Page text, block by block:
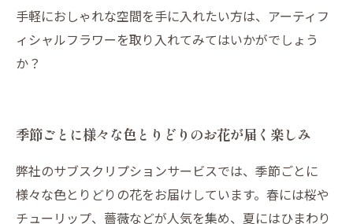
手軽におしゃれな空間を手に入れたい方は、アーティフ
ィシャルフラワーを取り入れてみてはいかがでしょう
か？
季節ごとに様々な色とりどりのお花が届く楽しみ
弊社のサブスクリプションサービスでは、季節ごとに
様々な色とりどりの花をお届けしています。春には桜や
チューリップ、薔薇などが人気を集め、夏にはひまわり